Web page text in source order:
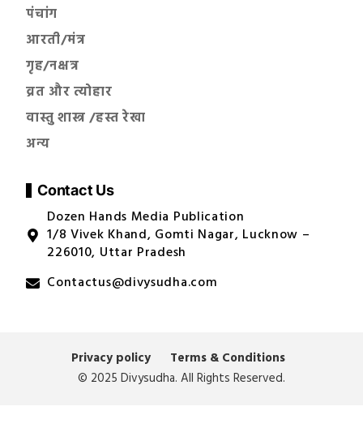
पंचांग
आरती/मंत्र
गृह/नक्षत्र
व्रत और त्योहार
वास्तु शास्त्र /हस्त रेखा
अन्य
Contact Us
Dozen Hands Media Publication
1/8 Vivek Khand, Gomti Nagar, Lucknow –
226010, Uttar Pradesh
Contactus@divysudha.com
Privacy policy
Terms & Conditions
© 2025 Divysudha. All Rights Reserved.